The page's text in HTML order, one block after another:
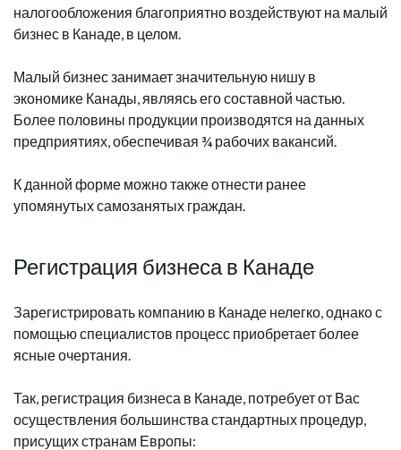
налогообложения благоприятно воздействуют на малый
бизнес в Канаде, в целом.
Малый бизнес занимает значительную нишу в
экономике Канады, являясь его составной частью.
Более половины продукции производятся на данных
предприятиях, обеспечивая ¾ рабочих вакансий.
К данной форме можно также отнести ранее
упомянутых самозанятых граждан.
Регистрация бизнеса в Канаде
Зарегистрировать компанию в Канаде нелегко, однако с
помощью специалистов процесс приобретает более
ясные очертания.
Так, регистрация бизнеса в Канаде, потребует от Вас
осуществления большинства стандартных процедур,
присущих странам Европы: